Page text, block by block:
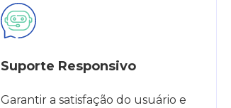
Suporte Responsivo
Garantir a satisfação do usuário e